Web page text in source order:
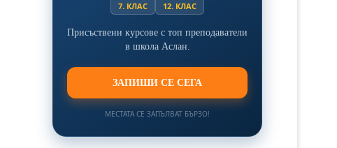
7. КЛАС 12. КЛАС
Присъствени курсове с топ преподаватели
в школа Аслан.
ЗАПИШИ СЕ СЕГА
МЕСТАТА СЕ ЗАПЪЛВАТ БЪРЗО!